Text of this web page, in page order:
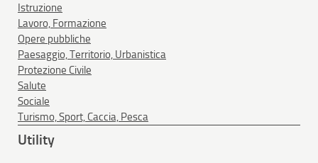
Istruzione
Lavoro, Formazione
Opere pubbliche
Paesaggio, Territorio, Urbanistica
Protezione Civile
Salute
Sociale
Turismo, Sport, Caccia, Pesca
Utility